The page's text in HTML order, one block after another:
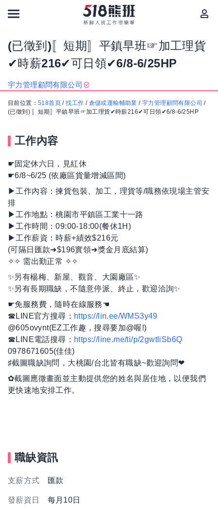
(已徵到)〚短期〛平鎮早班☞加工理貨
✔時薪216✔可日領✔6/8-6/25HP
宇力管理顧問有限公司
目前位置： 518首頁 /找工作 / 倉儲或運輸輔助業 /宇力管理顧問有限公司 /
(已徵到) 〚短期〛平鎮早班☞加工理貨✔時薪216✔可日領✔6/8-6/25HP
工作內容
☛固定休六日，見紅休
☛6/8~6/25 (依廠區貨量增減區間)
▶工作內容：揀貨包裝、加工，理貨等/職務依現場主管安
排
▶工作地點：桃園市平鎮區工業十一路
▶工作時間：09:00-18:00(餐休1H)
▶工作薪資：時薪+績效$216元
(可隔日匯款➜$196實領➜獎金月底結算)
✧✧ 需出勤正常 ✧✧
✨另有楊梅、新屋、觀音、大園廠區✨
✨另有長期職缺，不隨意停派、終止，歡迎洽詢✨
☛免服務費，隨時在線服務☚
☎LINE官方搜尋： https://lin.ee/WMS3y49
@605ovynt(EZ工作趣，搜尋要加@喔!)
☎LINE電話搜尋： https://line.me/ti/p/2gwtliSb6Q
0978671605(佳佳)
♯截圖職缺詢問，大桃園/台北皆有職缺~歡迎詢問❤
✿截圖應徵畫面並主動提供您的姓名與居住地，以便我們
更快速地安排工作。
職缺資訊
支薪方式 匯款
發薪資日 每月10日